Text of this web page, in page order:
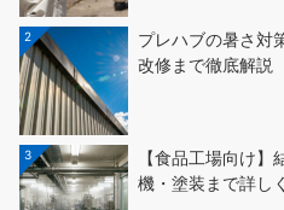
2
プレハブの暑さ対
改修まで徹底解説
3
【食品工場向け
機・塗装まで詳し